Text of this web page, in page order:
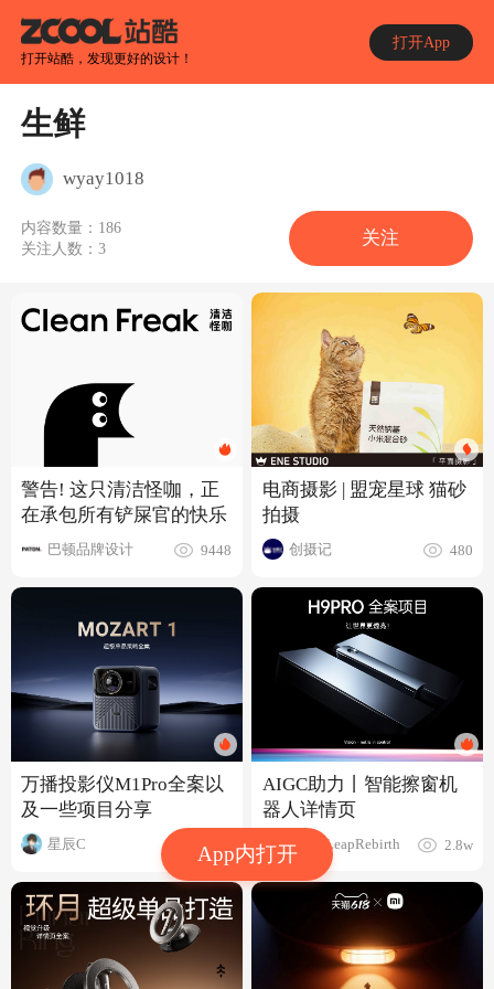
打开站酷，发现更好的设计！
打开App
App内打开
生鲜
wyay1018
内容数量： 186
关注人数：3
关注
警告! 这只清洁怪咖，正
在承包所有铲屎官的快乐
巴顿品牌设计 9448
万播投影仪M1Pro全案以
及一些项目分享
星辰C 1.2w
电商摄影 | 盟宠星球 猫砂
拍摄
创摄记 480
AIGC助力丨智能擦窗机
器人详情页
柚柯_LeapRebirth 2.8w